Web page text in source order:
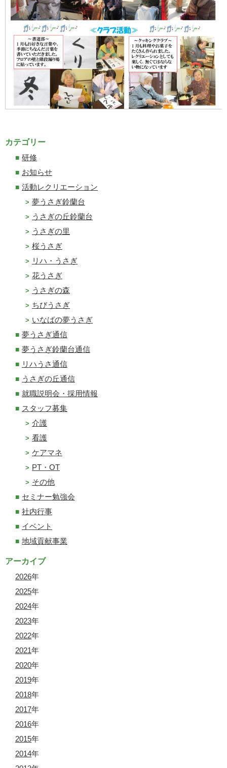
カテゴリー
研修
お知らせ
活動レクリエーション
夢うさぎ鈴蘭台
うさぎの丘鈴蘭台
うさぎの里
桜うさぎ
リハ・うさぎ
花うさぎ
うさぎの森
ちびうさぎ
いなばの夢うさぎ
夢うさぎ通信
夢うさぎ鈴蘭台通信
リハうさ通信
うさぎの丘通信
就職説明会・採用情報
スタッフ募集
介護
看護
ケアマネ
PT・OT
その他
セミナー勉強会
社内行事
イベント
地域貢献事業
アーカイブ
2026年
2025年
2024年
2023年
2022年
2021年
2020年
2019年
2018年
2017年
2016年
2015年
2014年